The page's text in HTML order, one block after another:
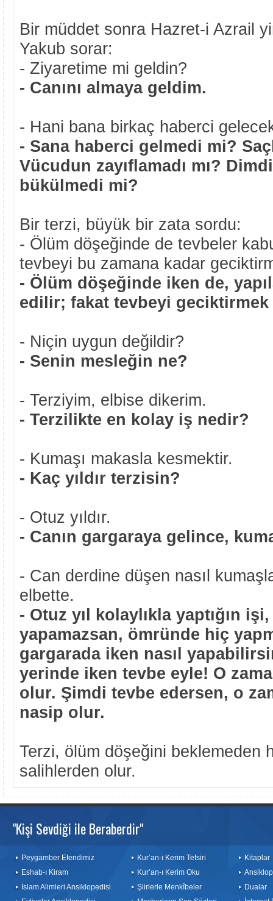
Bir müddet sonra Hazret-i Azrail
Yakub sorar:
- Ziyaretime mi geldin?
- Canını almaya geldim.
- Hani bana birkaç haberci
- Sana haberci gelmedi mi?
Vücudun zayıflamadı mı?
bükülmedi mi?
Bir terzi, büyük bir zata sordu:
- Ölüm döşeğinde de tevbeler
tevbeyi bu zamana kadar
- Ölüm döşeğinde iken de,
edilir; fakat tevbeyi
- Niçin uygun değildir?
- Senin mesleğin ne?
- Terziyim, elbise dikerim.
- Terzilikte en kolay iş nedir?
- Kumaşı makasla kesmektir.
- Kaç yıldır terzisin?
- Otuz yıldır.
- Canın gargaraya gelince,
- Can derdine düşen nasıl
elbette.
- Otuz yıl kolaylıkla yaptığın
yapamazsan, ömründe hiç
gargarada iken nasıl
yerinde iken tevbe eyle! O
olur. Şimdi tevbe edersen, o
nasip olur.
Terzi, ölüm döşeğini beklemeden
salihlerden olur.
"Kişi Sevdiği ile Beraberdir"
Peygamber Efendimiz
Eshab-ı Kiram
İslam Alimleri Ansiklopedisi
Kur’an-ı Kerim Tefsiri
Kur’an-ı Kerim Oku
Şiirlerle Menkîbeler
Kitaplar
Dualar